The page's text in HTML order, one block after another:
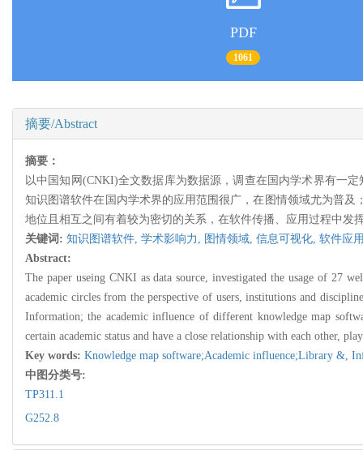
PDF
1061
摘要/Abstract
摘要：
以中国知网(CNKI)全文数据库为数据源，调查在国内学术界有一
知识图谱软件在国内学术界的应用范围很广，在图情领域尤为普
地位且相互之间有着较为密切的关系，在软件传播、应用过程中发
关键词: 知识图谱软件, 学术影响力, 图情领域, 信息可视化, 软件应
Abstract:
The paper useing CNKI as data source, investigated the usage of 27
academic circles from the perspective of users, institutions and
Information; the academic influence of different knowledge map
certain academic status and have a close relationship with each other,
Key words: Knowledge map software;Academic influence;Library &,
中图分类号:
TP311.1
G252.8